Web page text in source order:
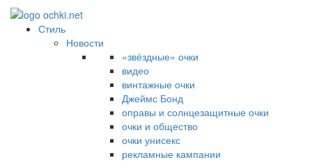
Стиль
Новости
«звёздные» очки
видео
винтажные очки
Джеймс Бонд
оправы и солнцезащитные очки
очки и общество
очки унисекс
рекламные кампании